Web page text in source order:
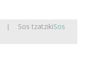
Sos tzatzikiSos